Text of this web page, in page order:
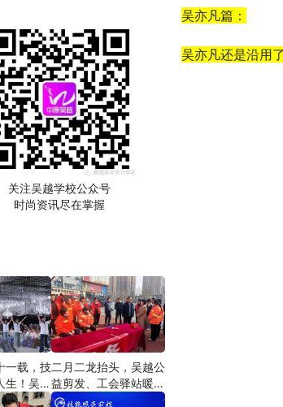
吴亦凡篇：
吴亦凡还是沿用
关注吴越学校公众号
时尚资讯尽在掌握
一载，技
生！吴越
员学习
二月二龙抬头，吴越公
益剪发、工会驿站暖人
心——义务剪发情暖户